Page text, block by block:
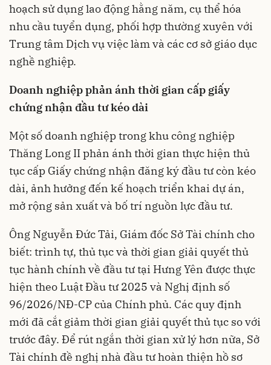
hoạch sử dụng lao động hằng năm, cụ thể hóa
nhu cầu tuyển dụng, phối hợp thường xuyên với
Trung tâm Dịch vụ việc làm và các cơ sở giáo dục
nghề nghiệp.
Doanh nghiệp phản ánh thời gian cấp giấy
chứng nhận đầu tư kéo dài
Một số doanh nghiệp trong khu công nghiệp
Thăng Long II phản ánh thời gian thực hiện thủ
tục cấp Giấy chứng nhận đăng ký đầu tư còn kéo
dài, ảnh hưởng đến kế hoạch triển khai dự án,
mở rộng sản xuất và bố trí nguồn lực đầu tư.
Ông Nguyễn Đức Tải, Giám đốc Sở Tài chính cho
biết: trình tự, thủ tục và thời gian giải quyết thủ
tục hành chính về đầu tư tại Hưng Yên được thực
hiện theo Luật Đầu tư 2025 và Nghị định số
96/2026/NĐ-CP của Chính phủ. Các quy định
mới đã cắt giảm thời gian giải quyết thủ tục so với
trước đây. Để rút ngắn thời gian xử lý hơn nữa, Sở
Tài chính đề nghị nhà đầu tư hoàn thiện hồ sơ